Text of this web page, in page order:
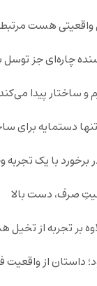
هست مرتبط
چاره‌ای جز توسل
ساختار پیدا
دستمایه برای
با یک تجربه
صرف، دست بالا
بر تجربه از تخیل
از واقعیت